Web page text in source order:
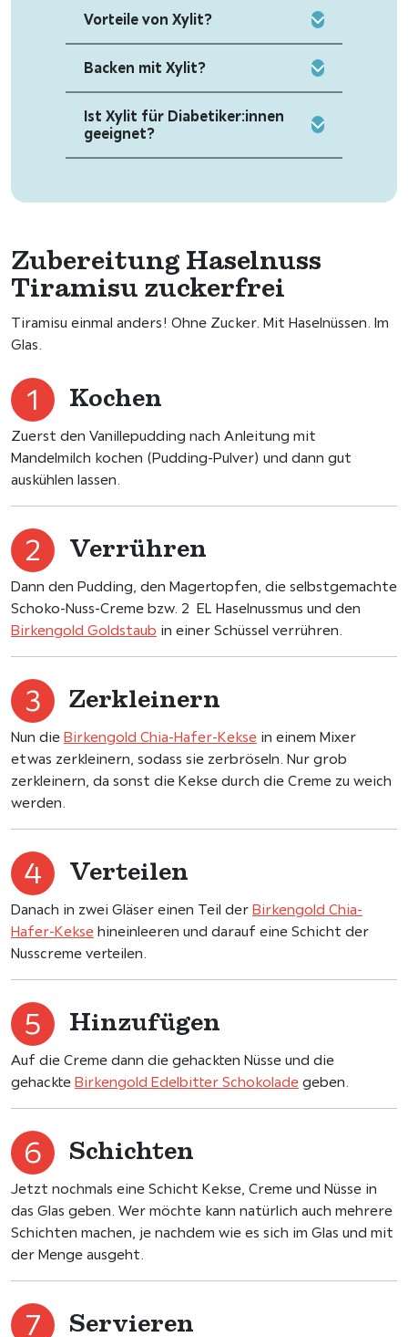
Vorteile von Xylit?
Backen mit Xylit?
Ist Xylit für Diabetiker:innen
geeignet?
Zubereitung Haselnuss
Tiramisu zuckerfrei
Tiramisu einmal anders! Ohne Zucker. Mit Haselnüssen. Im
Glas.
Kochen
Zuerst den Vanillepudding nach Anleitung mit
Mandelmilch kochen (Pudding-Pulver) und dann gut
auskühlen lassen.
Verrühren
Dann den Pudding, den Magertopfen, die selbstgemachte
Schoko-Nuss-Creme bzw. 2 EL Haselnussmus und den
Birkengold Goldstaub in einer Schüssel verrühren.
Zerkleinern
Nun die Birkengold Chia-Hafer-Kekse in einem Mixer
etwas zerkleinern, sodass sie zerbröseln. Nur grob
zerkleinern, da sonst die Kekse durch die Creme zu weich
werden.
Verteilen
Danach in zwei Gläser einen Teil der Birkengold Chia-
Hafer-Kekse hineinleeren und darauf eine Schicht der
Nusscreme verteilen.
Hinzufügen
Auf die Creme dann die gehackten Nüsse und die
gehackte Birkengold Edelbitter Schokolade geben.
Schichten
Jetzt nochmals eine Schicht Kekse, Creme und Nüsse in
das Glas geben. Wer möchte kann natürlich auch mehrere
Schichten machen, je nachdem wie es sich im Glas und mit
der Menge ausgeht.
Servieren